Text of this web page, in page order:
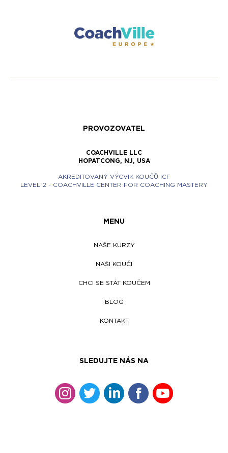
PROVOZOVATEL
COACHVILLE LLC
HOPATCONG, NJ, USA
AKREDITOVANÝ VÝCVIK KOUČŮ ICF
LEVEL 2 - COACHVILLE CENTER FOR COACHING MASTERY
MENU
NAŠE KURZY
NAŠI KOUČI
CHCI SE STÁT KOUČEM
BLOG
KONTAKT
SLEDUJTE NÁS NA